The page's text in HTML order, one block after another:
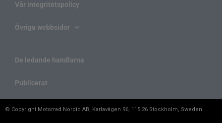
Vår integritetspolicy
Övriga webbsidor
De ledande handlarna
Publicerat
© Copyright Motorrad Nordic AB, Karlavägen 96, 115 26 Stockholm, Sweden